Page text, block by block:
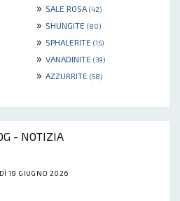
» SALE ROSA (42)
» SHUNGITE (80)
» SPHALERITE (15)
» VANADINITE (39)
» AZZURRITE (58)
- NOTIZIA
19 GIUGNO 2026